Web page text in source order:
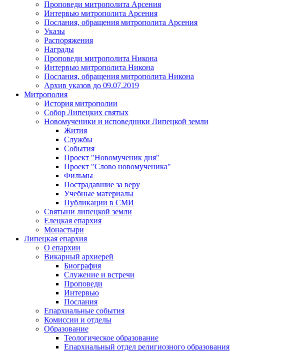
Проповеди митрополита Арсения
Интервью митрополита Арсения
Послания, обращения митрополита Арсения
Указы
Распоряжения
Награды
Проповеди митрополита Никона
Интервью митрополита Никона
Послания, обращения митрополита Никона
Архив указов до 09.07.2019
Митрополия
История митрополии
Собор Липецких святых
Новомученики и исповедники Липецкой земли
Жития
Службы
События
Проект "Новомученик дня"
Проект "Слово новомученика"
Фильмы
Пострадавшие за веру
Учебные материалы
Публикации в СМИ
Святыни липецкой земли
Елецкая епархия
Монастыри
Липецкая епархия
О епархии
Викарный архиерей
Биография
Служение и встречи
Проповеди
Интервью
Послания
Епархиальные события
Комиссии и отделы
Образование
Теологическое образование
Епархиальный отдел религиозного образования